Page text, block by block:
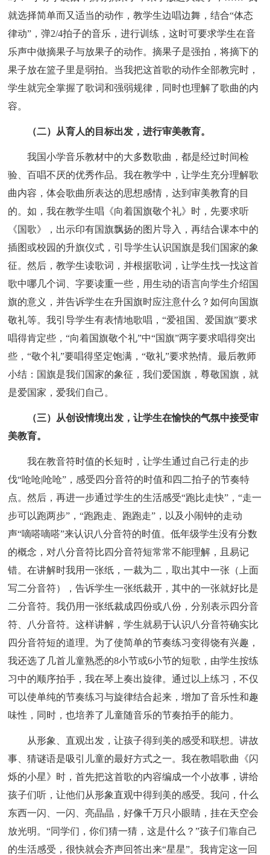
就选择简单而又适当的动作，教学生边唱边舞，结合“体态
律动”，弹2/4拍子的音乐，进行训练，这时可要求学生在音
乐声中做摘果子与放果子的动作。摘果子是强拍，将摘下的
果子放在篮子里是弱拍。当我把这首歌的动作全部教完时，
学生就完全掌握了歌词和强弱规律，同时也理解了歌曲的内
容。
（二）从育人的目标出发，进行审美教育。
我国小学音乐教材中的大多数歌曲，都是经过时间检
验、百唱不厌的优秀作品。我在教学中，让学生充分理解歌
曲内容，体会歌曲所表达的思想感情，达到审美教育的目
的。如，我在教学生唱《向着国旗敬个礼》时，先要求听
《国歌》，出示印有国旗飘扬的图片导入，再结合课本中的
插图或校园的升旗仪式，引导学生认识国旗是我们国家的象
征。然后，教学生读歌词，并根据歌词，让学生找一找这首
歌中哪几个词、字要读重一些，用生动的语言向学生介绍国
旗的意义，并告诉学生在升国旗时应注意什么？如何向国旗
敬礼等。我引导学生有表情地歌唱，“爱祖国、爱国旗”要求
唱得肯定些，“向着国旗敬个礼”中“国旗”两字要求唱得突出
些，“敬个礼”要唱得坚定饱满，“敬礼”要求热情。最后教师
小结：国旗是我们国家的象征，我们爱国旗，尊敬国旗，就
是爱国家，爱我们自己。
（三）从创设情境出发，让学生在愉快的气氛中接受审
美教育。
我在教音符时值的长短时，让学生通过自己行走的步
伐“呛呛|呛呛”，感受四分音符的时值和四二拍子的节奏特
点。然后，再进一步通过学生的生活感受“跑比走快”，“走一
步可以跑两步”，“跑跑走、跑跑走”，以及小闹钟的走动
声“嘀嗒嘀嗒”来认识八分音符的时值。低年级学生没有分数
的概念，对八分音符比四分音符短常常不能理解，且易记
错。在讲解时我用一张纸，一裁为二，取出其中一张（上面
写二分音符），告诉学生一张纸裁开，其中的一张就好比是
二分音符。我仍用一张纸裁成四份或八份，分别表示四分音
符、八分音符。这样讲解，学生就易于认识八分音符确实比
四分音符短的道理。为了使简单的节奏练习变得饶有兴趣，
我还选了几首儿童熟悉的8小节或6小节的短歌，由学生按练
习中的顺序拍手，我在琴上奏出旋律。通过以上练习，不仅
可以使单纯的节奏练习与旋律结合起来，增加了音乐性和趣
味性，同时，也培养了儿童随音乐的节奏拍手的能力。
从形象、直观出发，让孩子得到美的感受和联想。讲故
事、猜谜语是吸引儿童的最好方式之一。我在教唱歌曲《闪
烁的小星》时，首先把这首歌的内容编成一个小故事，讲给
孩子们听，让他们从形象直观中得到美的感受。我问，什么
东西一闪、一闪、亮晶晶，好像千万只小眼睛，挂在天空会
放光明。“同学们，你们猜一猜，这是什么？”孩子们靠自己
的生活感受，很快就会齐声回答出来“星星”。我肯定这一回